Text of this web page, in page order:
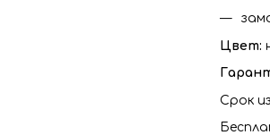
Цвет:
Срок